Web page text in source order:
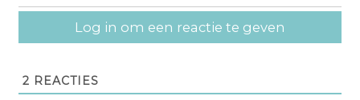
Log in om een reactie te geven
2 REACTIES